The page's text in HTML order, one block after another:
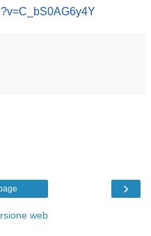
v=C_bS0AG6y4Y
›
web